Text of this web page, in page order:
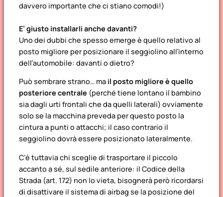
davvero importante che ci stiano comodi!)
E’ giusto installarli anche davanti?
Uno dei dubbi che spesso emerge è quello relativo al
posto migliore per posizionare il seggiolino all’interno
dell’automobile: davanti o dietro?
Può sembrare strano… ma il posto migliore è quello
posteriore centrale (perché tiene lontano il bambino
sia dagli urti frontali che da quelli laterali) ovviamente
solo se la macchina preveda per questo posto la
cintura a punti o attacchi; il caso contrario il
seggiolino dovrà essere posizionato lateralmente.
C’è tuttavia chi sceglie di trasportare il piccolo
accanto a sé, sul sedile anteriore: il Codice della
Strada (art. 172) non lo vieta, bisognerà però ricordarsi
di disattivare il sistema di airbag se la posizione del